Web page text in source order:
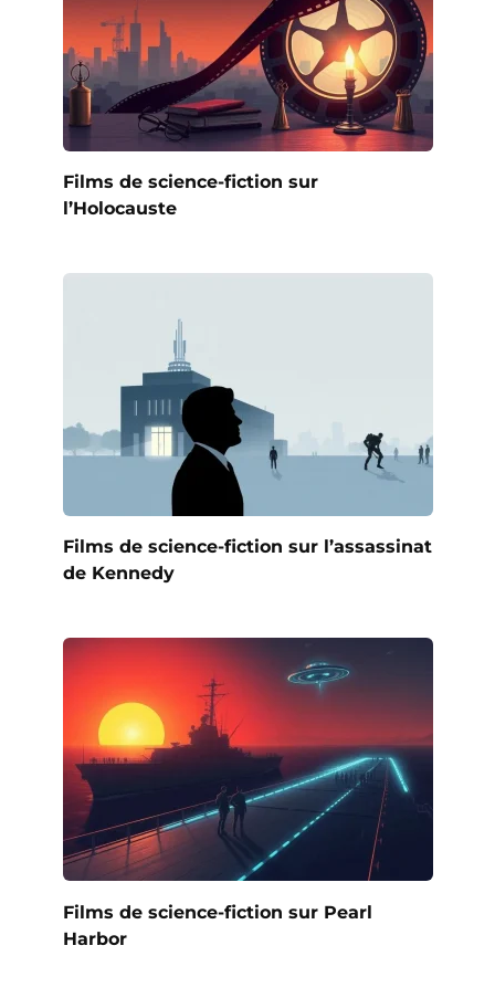
Films de science-fiction sur
l’Holocauste
Films de science-fiction sur l’assassinat
de Kennedy
Films de science-fiction sur Pearl
Harbor